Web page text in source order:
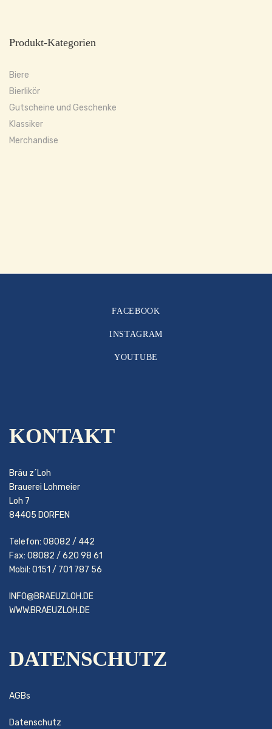
Produkt-Kategorien
Biere
Bierlikör
Gutscheine und Geschenke
Klassiker
Merchandise
FACEBOOK
INSTAGRAM
YOUTUBE
KONTAKT
Bräu z´Loh
Brauerei Lohmeier
Loh 7
84405 DORFEN
Telefon: 08082 / 442
Fax: 08082 / 620 98 61
Mobil: 0151 / 701 787 56
INFO@BRAEUZLOH.DE
WWW.BRAEUZLOH.DE
DATENSCHUTZ
AGBs
Datenschutz